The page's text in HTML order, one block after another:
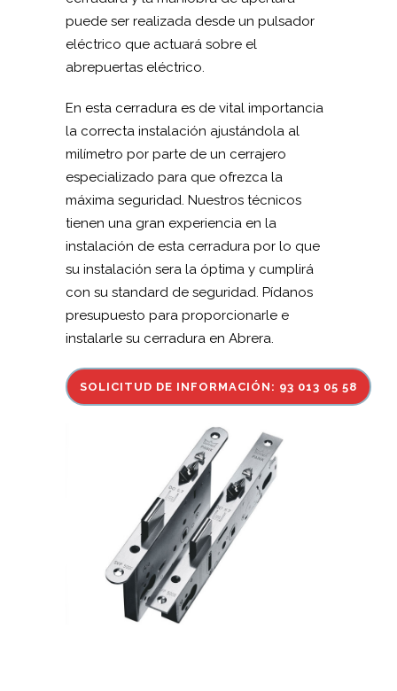
puede ser realizada desde un pulsador
eléctrico que actuará sobre el
abrepuertas eléctrico.
En esta cerradura es de vital importancia
la correcta instalación ajustándola al
milímetro por parte de un cerrajero
especializado para que ofrezca la
máxima seguridad. Nuestros técnicos
tienen una gran experiencia en la
instalación de esta cerradura por lo que
su instalación sera la óptima y cumplirá
con su standard de seguridad. Pídanos
presupuesto para proporcionarle e
instalarle su cerradura en Abrera.
SOLICITUD DE INFORMACIÓN: 93 013 05 58